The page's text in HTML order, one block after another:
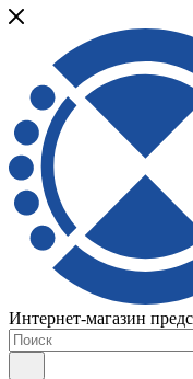
Интернет-магазин